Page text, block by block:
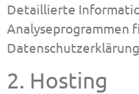
Detaillierte
Analyseprogrammen
2. Hosting